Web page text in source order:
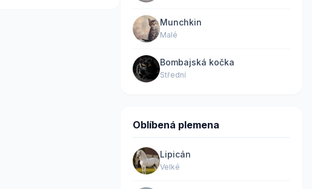
Munchkin
Malé
Bombajská kočka
Střední
Oblíbená plemena
Lipicán
Velké